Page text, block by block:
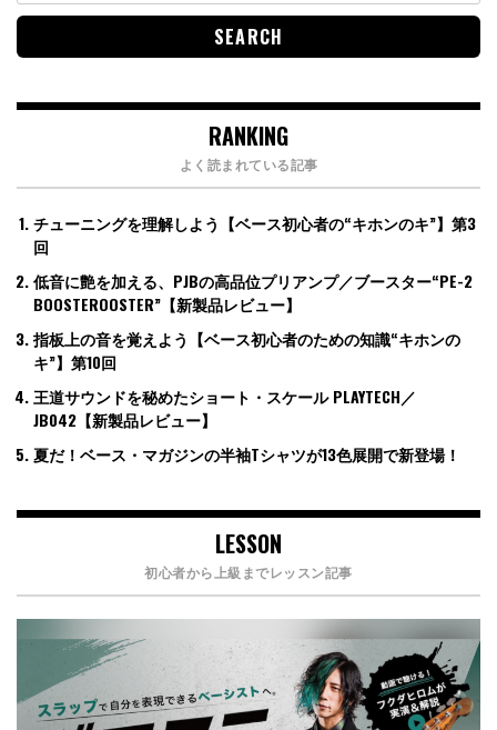
RANKING
よく読まれている記事
チューニングを理解しよう【ベース初心者の“キホンのキ”】第3
回
低音に艶を加える、PJBの高品位プリアンプ／ブースター“PE-2
BOOSTEROOSTER”【新製品レビュー】
指板上の音を覚えよう【ベース初心者のための知識“キホンの
キ”】第10回
王道サウンドを秘めたショート・スケール PLAYTECH／
JB042【新製品レビュー】
夏だ！ベース・マガジンの半袖Tシャツが13色展開で新登場！
LESSON
初心者から上級までレッスン記事